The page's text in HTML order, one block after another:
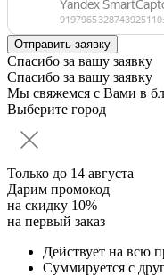
Спасибо за вашу заявку
Спасибо за вашу заявку
Мы свяжемся с Вами в
Выберите город
Только до 14 августа
Дарим промокод
на скидку 10%
на первый заказ
Действует на всю
Суммируется с